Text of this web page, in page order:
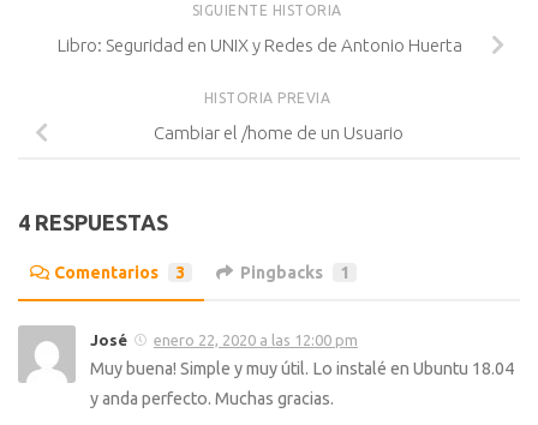
SIGUIENTE HISTORIA
Libro: Seguridad en UNIX y Redes de Antonio Huerta
HISTORIA PREVIA
Cambiar el /home de un Usuario
4 RESPUESTAS
Comentarios 3 Pingbacks 1
José enero 22, 2020 a las 12:00 pm
Muy buena! Simple y muy útil. Lo instalé en Ubuntu 18.04
y anda perfecto. Muchas gracias.